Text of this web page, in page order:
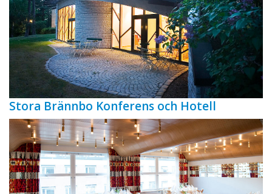
Stora Brännbo Konferens och Hotell